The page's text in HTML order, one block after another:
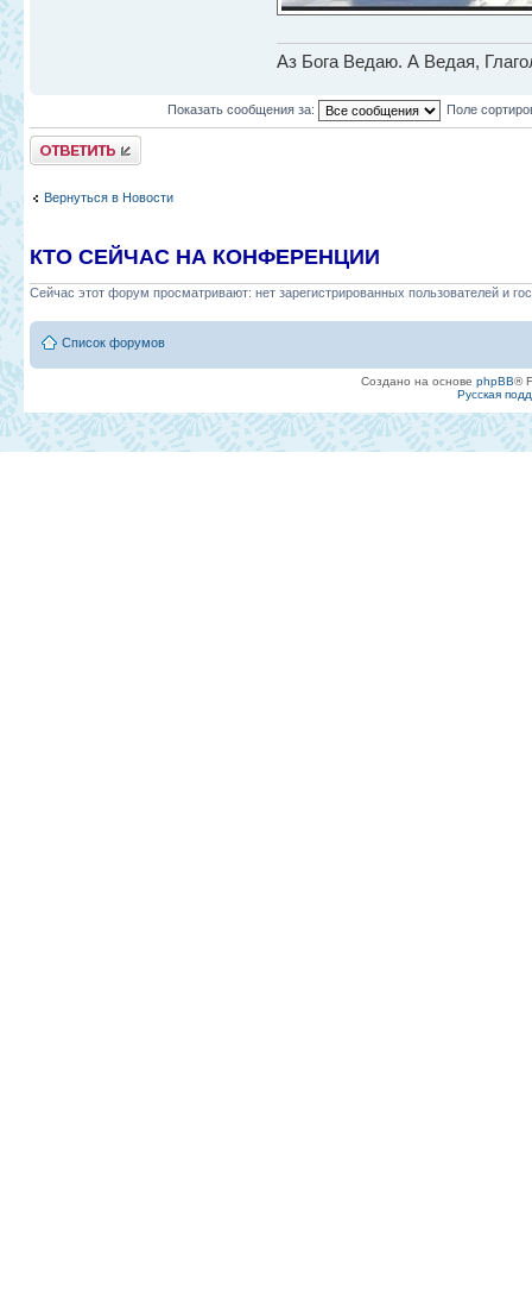
Аз Бога Ведаю. А Ведая,
Показать сообщения за: Поле
Ответить
Вернуться в Новости
КТО СЕЙЧАС НА КОНФЕРЕНЦИИ
Сейчас этот форум просматривают: нет зарегистрированных пользователей и
Список форумов
Создано на основе phpBB®
Русская